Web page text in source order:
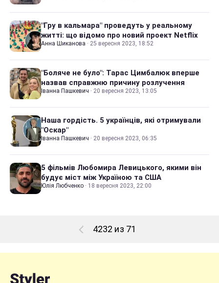
"Гру в кальмара" проведуть у реальному
житті: що відомо про новий проект Netflix
Анна Шиканова · 25 вересня 2023, 18:52
"Боляче не було": Тарас Цимбалюк вперше
назвав справжню причину розлучення
Іванна Пашкевич · 20 вересня 2023, 13:05
Наша гордість. 5 українців, які отримували
"Оскар"
Іванна Пашкевич · 20 вересня 2023, 06:35
5 фільмів Любомира Левицького, якими він
будує міст між Україною та США
Юлія Любченко · 18 вересня 2023, 22:00
4232 из 71